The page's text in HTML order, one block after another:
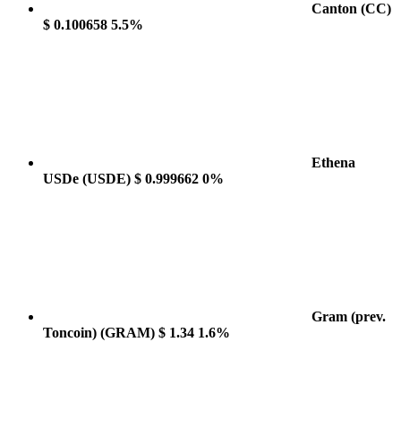
Canton (CC)
$ 0.100658 5.5%
Ethena
USDe (USDE) $ 0.999662 0%
Gram (prev.
Toncoin) (GRAM) $ 1.34 1.6%